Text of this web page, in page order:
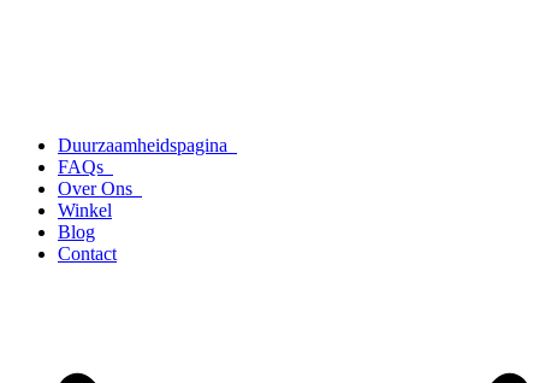
Duurzaamheidspagina
FAQs
Over Ons
Winkel
Blog
Contact